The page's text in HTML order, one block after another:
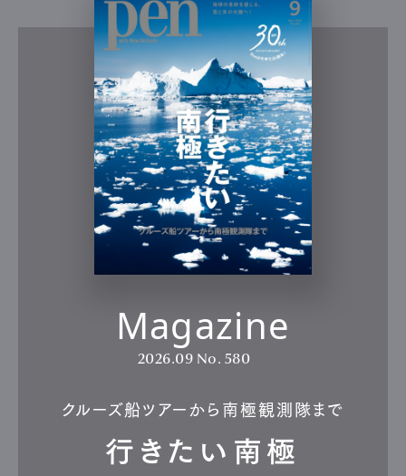
Magazine
2026.09 No. 580
クルーズ船ツアーから南極観測隊まで
行きたい南極